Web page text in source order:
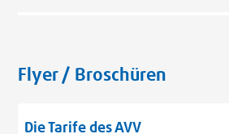
Flyer / Broschüren
Die Tarife des AVV